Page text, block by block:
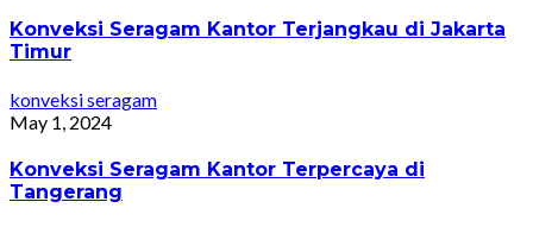
Konveksi Seragam Kantor Terjangkau di Jakarta
Timur
konveksi seragam
May 1, 2024
Konveksi Seragam Kantor Terpercaya di
Tangerang